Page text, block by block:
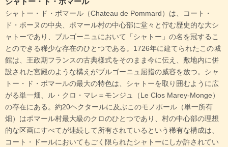
シャトー・ド・ポマール（Chateau de Pommard）は、コート・
ド・ボーヌの中央、ポマール村の中心部に堂々と佇む歴史的な大シ
ャトーであり、ブルゴーニュにおいて「シャトー」の名を冠するこ
とのできる稀少な存在のひとつである。1726年に建てられたこの城
館は、王政期フランスの古典様式をそのまま今に伝え、敷地内に併
設された宮殿のような構えがブルゴーニュ屈指の威容を放つ。シャ
トー・ド・ポマールの最大の特色は、シャトーを取り囲むように広
がる単一畑、ル・クロ・マレ＝モンジュ（Le Clos Marey-Monge）
の存在にある。約20ヘクタールに及ぶこのモノポール（単一所有
畑）はポマール村最大級のクロのひとつであり、村の中心部の理想
的な区画にすべてが連続して所有されているという稀有な構成は、
コート・ドールにおいてもごく限られたシャトーにしか許されてい